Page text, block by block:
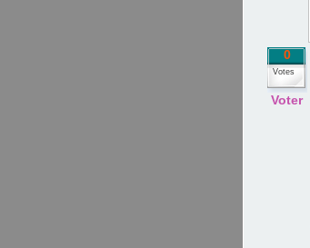
0
Votes
Voter